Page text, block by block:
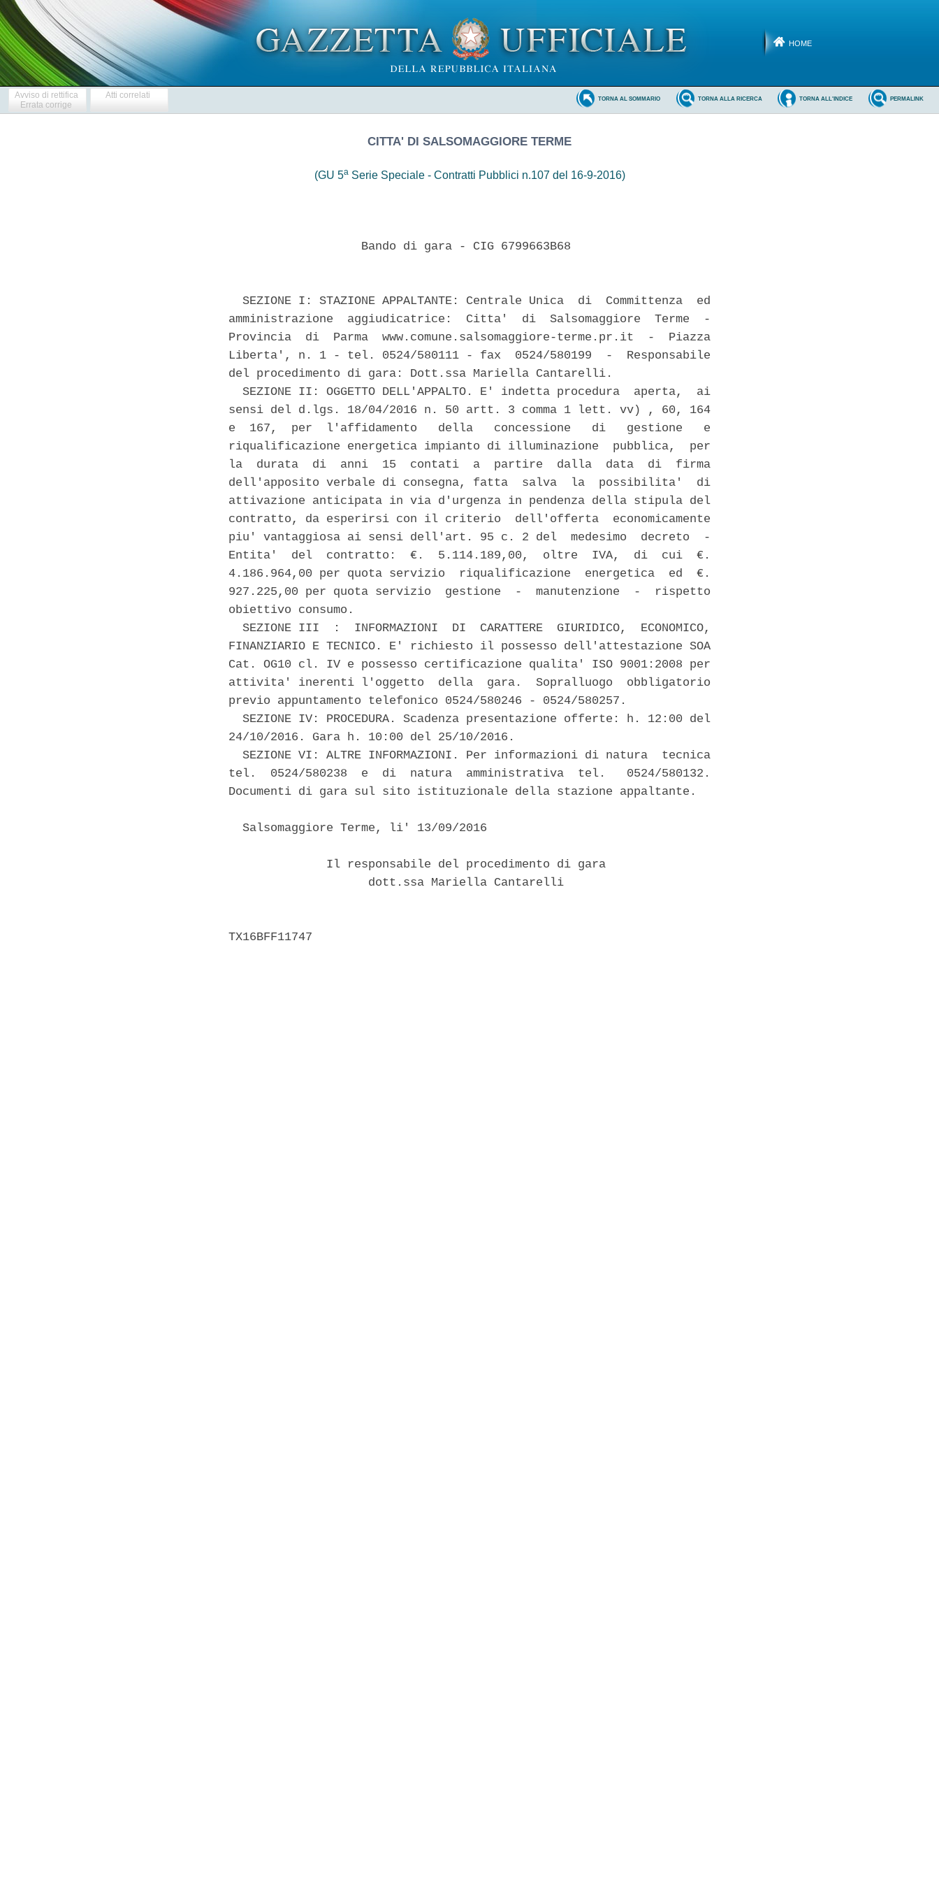
HOME
Avviso di rettifica
Errata corrige
Atti correlati PERMALINK
TORNA ALL'INDICE
TORNA ALLA RICERCA
TORNA AL SOMMARIO
CITTA' DI SALSOMAGGIORE TERME
(GU 5aSerie Speciale - Contratti Pubblici n.107 del 16-9-2016)
                   Bando di gara - CIG 6799663B68
  SEZIONE I: STAZIONE APPALTANTE: Centrale Unica  di  Committenza  ed
amministrazione  aggiudicatrice:  Citta'  di  Salsomaggiore  Terme  -
Provincia  di  Parma  www.comune.salsomaggiore-terme.pr.it  -  Piazza
Liberta', n. 1 - tel. 0524/580111 - fax  0524/580199  -  Responsabile
del procedimento di gara: Dott.ssa Mariella Cantarelli.
  SEZIONE II: OGGETTO DELL'APPALTO. E' indetta procedura  aperta,  ai
sensi del d.lgs. 18/04/2016 n. 50 artt. 3 comma 1 lett. vv) , 60, 164
e  167,  per  l'affidamento   della   concessione   di   gestione   e
riqualificazione energetica impianto di illuminazione  pubblica,  per
la  durata  di  anni  15  contati  a  partire  dalla  data  di  firma
dell'apposito verbale di consegna, fatta  salva  la  possibilita'  di
attivazione anticipata in via d'urgenza in pendenza della stipula del
contratto, da esperirsi con il criterio  dell'offerta  economicamente
piu' vantaggiosa ai sensi dell'art. 95 c. 2 del  medesimo  decreto  -
Entita'  del  contratto:  €.  5.114.189,00,  oltre  IVA,  di  cui  €.
4.186.964,00 per quota servizio  riqualificazione  energetica  ed  €.
927.225,00 per quota servizio  gestione  -  manutenzione  -  rispetto
obiettivo consumo.
  SEZIONE III  :  INFORMAZIONI  DI  CARATTERE  GIURIDICO,  ECONOMICO,
FINANZIARIO E TECNICO. E' richiesto il possesso dell'attestazione SOA
Cat. OG10 cl. IV e possesso certificazione qualita' ISO 9001:2008 per
attivita' inerenti l'oggetto  della  gara.  Sopralluogo  obbligatorio
previo appuntamento telefonico 0524/580246 - 0524/580257.
  SEZIONE IV: PROCEDURA. Scadenza presentazione offerte: h. 12:00 del
24/10/2016. Gara h. 10:00 del 25/10/2016.
  SEZIONE VI: ALTRE INFORMAZIONI. Per informazioni di natura  tecnica
tel.  0524/580238  e  di  natura  amministrativa  tel.   0524/580132.
Documenti di gara sul sito istituzionale della stazione appaltante.
  Salsomaggiore Terme, li' 13/09/2016
              Il responsabile del procedimento di gara
                    dott.ssa Mariella Cantarelli